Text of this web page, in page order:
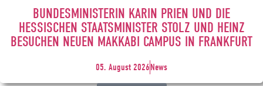
BUNDESMINISTERIN KARIN PRIEN UND DIE
HESSISCHEN STAATSMINISTER STOLZ UND HEINZ
BESUCHEN NEUEN MAKKABI CAMPUS IN FRANKFURT
05. August 2026News